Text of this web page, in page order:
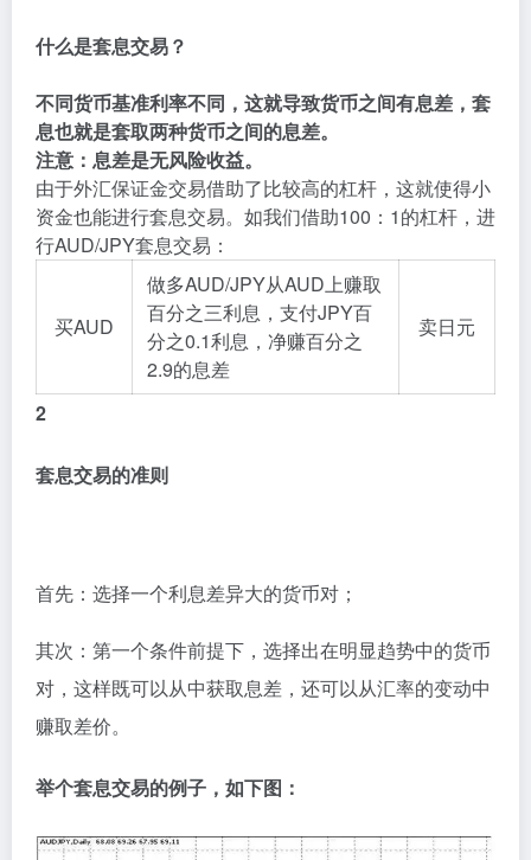
什么是套息交易？
不同货币基准利率不同，这就导致货币之间有息差，套
息也就是套取两种货币之间的息差。
注意：息差是无风险收益。
由于外汇保证金交易借助了比较高的杠杆，这就使得小
资金也能进行套息交易。如我们借助100：1的杠杆，进
行AUD/JPY套息交易：
买AUD
做多AUD/JPY从AUD上赚取
百分之三利息，支付JPY百
分之0.1利息，净赚百分之
2.9的息差
卖日元
2
套息交易的准则
首先：选择一个利息差异大的货币对；
其次：第一个条件前提下，选择出在明显趋势中的货币
对，这样既可以从中获取息差，还可以从汇率的变动中
赚取差价。
举个套息交易的例子，如下图：